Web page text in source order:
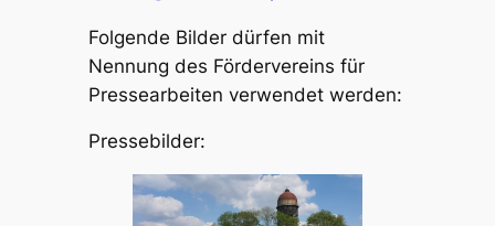
Folgende Bilder dürfen mit
Nennung des Fördervereins für
Pressearbeiten verwendet werden:
Pressebilder: